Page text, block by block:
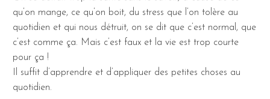
qu’on mange, ce qu’on boit, du stress que l’on tolère au
quotidien et qui nous détruit, on se dit que c’est normal, que
c’est comme ça. Mais c’est faux et la vie est trop courte
pour ça !
Il suffit d’apprendre et d’appliquer des petites choses au
quotidien.